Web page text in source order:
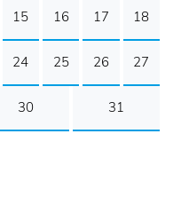
15 16 17 18
24 25 26 27
30 31